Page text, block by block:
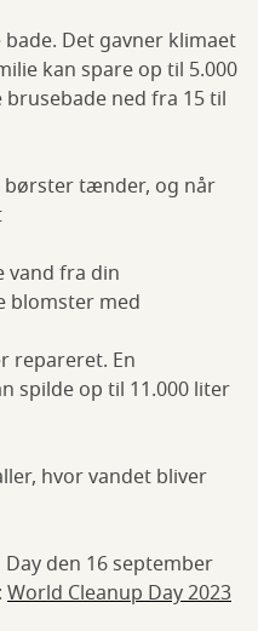
Det gavner klimaet
kan spare op til 5.000
ned fra 15 til
børster tænder, og når
vand fra din
blomster med
repareret. En
spilde op til 11.000 liter
hvor vandet bliver
den 16 september
World Cleanup Day 2023